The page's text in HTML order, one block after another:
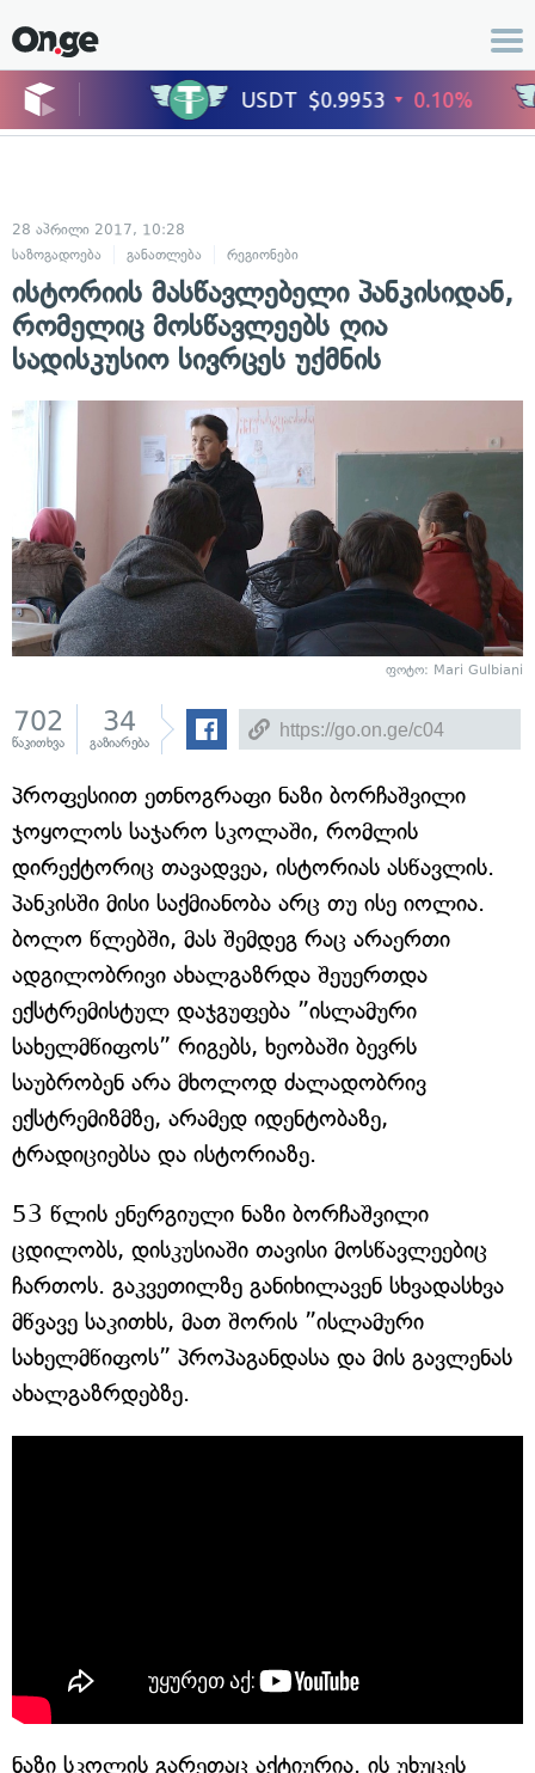
28 აპრილი 2017, 10:28
საზოგადოება
განათლება რეგიონები
ისტორიის მასწავლებელი პანკისიდან,
რომელიც მოსწავლეებს ღია
სადისკუსიო სივრცეს უქმნის
ფოტო: Mari Gulbiani
702
წაკითხვა
34
გაზიარება
პროფესიით ეთნოგრაფი ნაზი ბორჩაშვილი
ჯოყოლოს საჯარო სკოლაში, რომლის
დირექტორიც თავადვეა, ისტორიას ასწავლის.
პანკისში მისი საქმიანობა არც თუ ისე იოლია.
ბოლო წლებში, მას შემდეგ რაც არაერთი
ადგილობრივი ახალგაზრდა შეუერთდა
ექსტრემისტულ დაჯგუფება ”ისლამური
სახელმწიფოს” რიგებს, ხეობაში ბევრს
საუბრობენ არა მხოლოდ ძალადობრივ
ექსტრემიზმზე, არამედ იდენტობაზე,
ტრადიციებსა და ისტორიაზე.
53 წლის ენერგიული ნაზი ბორჩაშვილი
ცდილობს, დისკუსიაში თავისი მოსწავლეებიც
ჩართოს. გაკვეთილზე განიხილავენ სხვადასხვა
მწვავე საკითხს, მათ შორის ”ისლამური
სახელმწიფოს” პროპაგანდასა და მის გავლენას
ახალგაზრდებზე.
ნაზი სკოლის გარეთაც აქტიურია. ის უხუცეს